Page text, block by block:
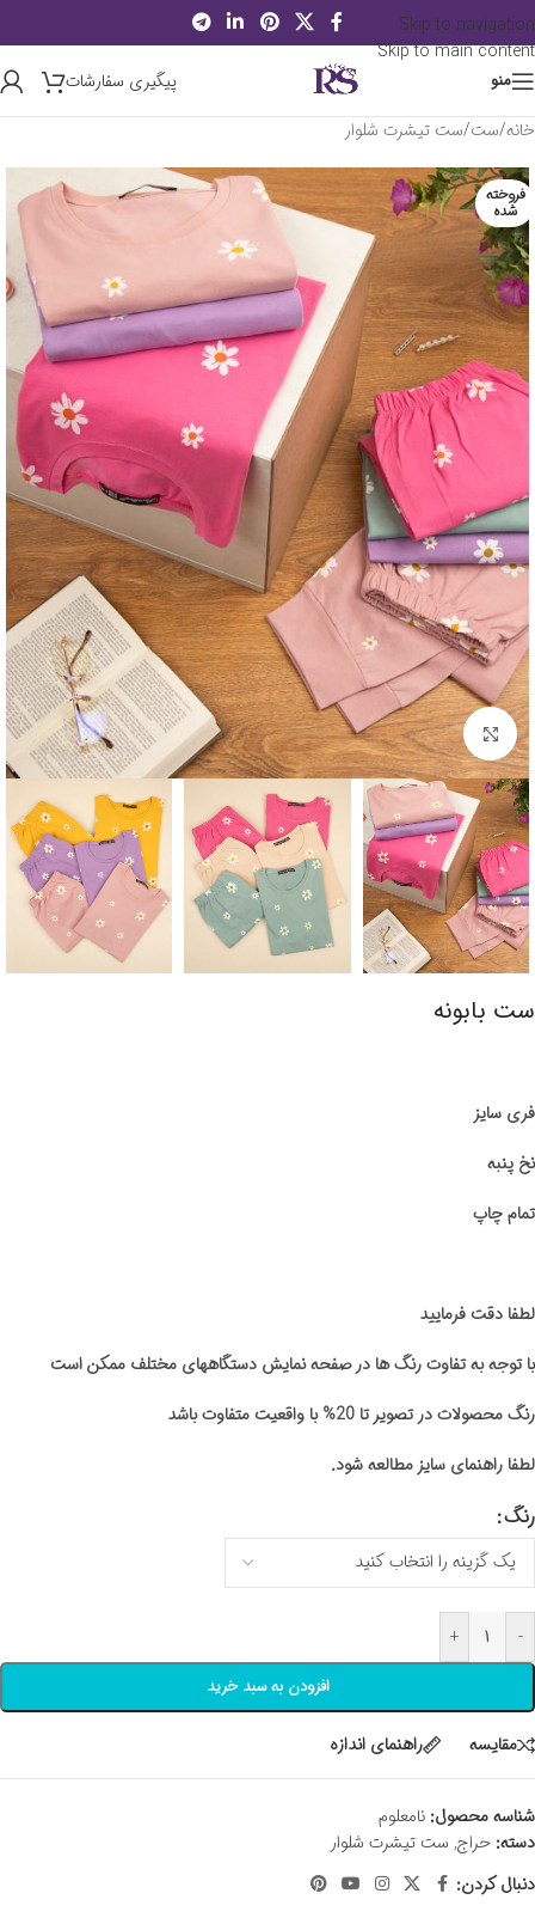
Skip to navigation
Skip to main content
منو
پیگیری سفارشات
خانه/ست/ست تیشرت شلوار
فروخته
شده
برای بزرگنمایی کلیک کنید
ست بابونه
فری سایز
نخ پنبه
تمام چاپ
لطفا دقت فرمایید
با توجه به تفاوت رنگ ها در صفحه نمایش دستگاههای مختلف ممکن است
رنگ محصولات در تصویر تا 20% با واقعیت متفاوت باشد
لطفا راهنمای سایز مطالعه شود.
رنگ
-
+
افزودن به سبد خرید
مقايسه راهنمای اندازه
شناسه محصول: نامعلوم
دسته: حراج, ست تیشرت شلوار
دنبال کردن: